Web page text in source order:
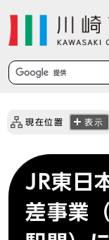
現在位置 表示
JR東日
差事業